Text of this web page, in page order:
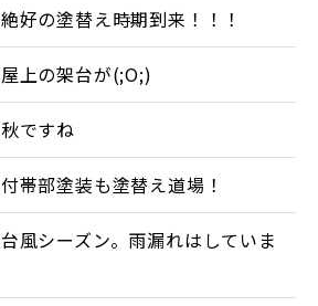
絶好の塗替え時期到来！！！
屋上の架台が(;O;)
秋ですね
付帯部塗装も塗替え道場！
台風シーズン。雨漏れはしていま